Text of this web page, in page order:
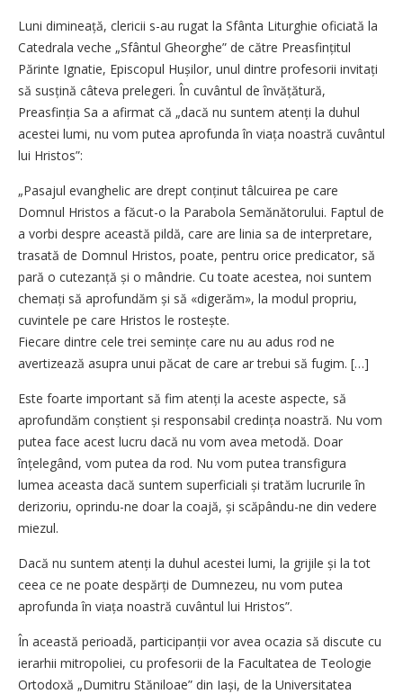
Luni dimineață, clericii s-au rugat la Sfânta Liturghie oficiată la
Catedrala veche „Sfântul Gheorghe” de către Preasfințitul
Părinte Ignatie, Episcopul Hușilor, unul dintre profesorii invitați
să susțină câteva prelegeri. În cuvântul de învățătură,
Preasfinția Sa a afirmat că „dacă nu suntem atenți la duhul
acestei lumi, nu vom putea aprofunda în viața noastră cuvântul
lui Hristos”:
„Pasajul evanghelic are drept conținut tâlcuirea pe care
Domnul Hristos a făcut-o la Parabola Semănătorului. Faptul de
a vorbi despre această pildă, care are linia sa de interpretare,
trasată de Domnul Hristos, poate, pentru orice predicator, să
pară o cutezanță și o mândrie. Cu toate acestea, noi suntem
chemați să aprofundăm și să «digerăm», la modul propriu,
cuvintele pe care Hristos le ros­tește.
Fiecare dintre cele trei semințe care nu au adus rod ne
avertizează asupra unui păcat de care ar trebui să fugim. […]
Este foarte important să fim atenți la aceste aspecte, să
aprofundăm conștient și responsabil credința noastră. Nu vom
putea face acest lucru dacă nu vom avea metodă. Doar
înțelegând, vom putea da rod. Nu vom putea transfigura
lumea aceasta dacă suntem superficiali și tratăm lucrurile în
derizoriu, oprindu-ne doar la coajă, și scăpându-ne din vedere
miezul.
Dacă nu suntem atenți la duhul acestei lumi, la grijile și la tot
ceea ce ne poate despărți de Dumnezeu, nu vom putea
aprofunda în viața noastră cuvântul lui Hristos”.
În această perioadă, partici­panții vor avea ocazia să discute cu
ierarhii mitropoliei, cu profesorii de la Facultatea de Teologie
Ortodoxă „Dumitru Stăniloae” din Iași, de la Universitatea